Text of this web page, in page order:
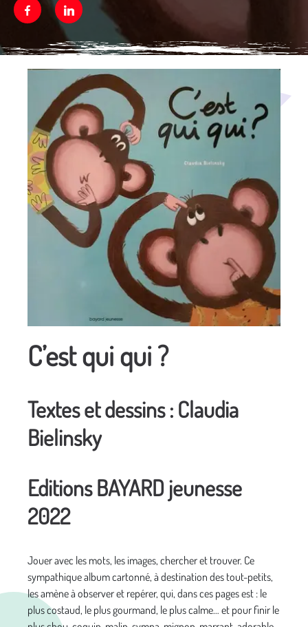
FacebookLinkedin
Média secondaire
C’est qui qui ?
Textes et dessins : Claudia
Bielinsky
Editions BAYARD jeunesse
2022
Jouer avec les mots, les images, chercher et trouver. Ce
sympathique album cartonné, à destination des tout-petits,
les amène à observer et repérer, qui, dans ces pages est : le
plus costaud, le plus gourmand, le plus calme… et pour finir le